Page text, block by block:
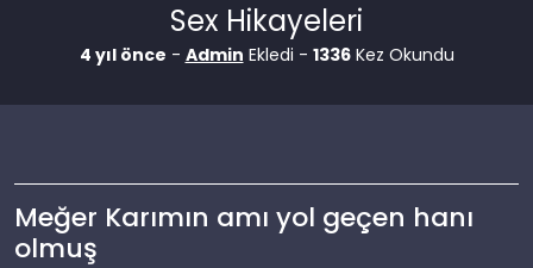
Sex Hikayeleri
4 yıl önce - Admin Ekledi - 1336Kez Okundu
Meğer Karımın amı yol geçen hanı
olmuş